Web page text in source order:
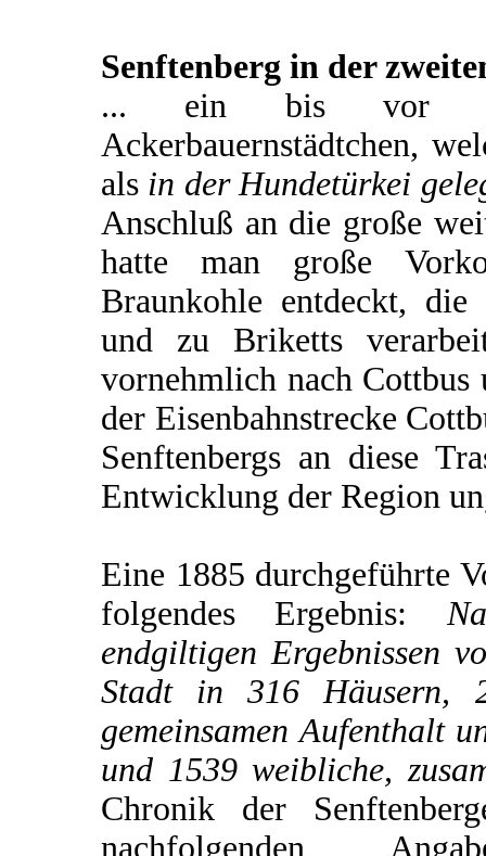
Senftenberg in der
... ein bis vor
Ackerbauernstädtchen,
als in der Hundetürkei
Anschluß an die große
hatte man große
Braunkohle entdeckt, die
und zu Briketts
vornehmlich nach
der Eisenbahnstrecke
Senftenbergs an diese
Entwicklung der Region
Eine 1885 durchgeführte
folgendes Ergebnis:
endgiltigen Ergebnissen
Stadt in 316 Häusern,
gemeinsamen Aufenthalt
und 1539 weibliche,
Chronik der
nachfolgenden